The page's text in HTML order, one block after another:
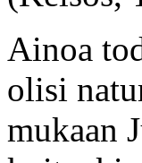
Ainoa
olisi
mukaan